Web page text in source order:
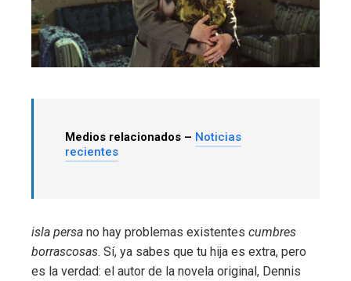
Medios relacionados – Noticias
recientes
isla persa no hay problemas existentes cumbres
borrascosas. Sí, ya sabes que tu hija es extra, pero
es la verdad: el autor de la novela original, Dennis